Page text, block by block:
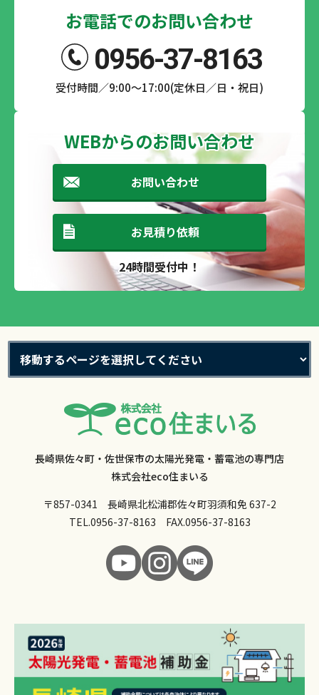
お電話でのお問い合わせ
0956-37-8163
受付時間／9:00～17:00(定休日／日・祝日)
WEBからのお問い合わせ
お問い合わせ
お見積り依頼
24時間受付中！
長崎県佐々町・佐世保市の太陽光発電・蓄電池の専門店
株式会社eco住まいる
〒857-0341 長崎県北松浦郡佐々町羽須和免 637-2
TEL.0956-37-8163 FAX.0956-37-8163